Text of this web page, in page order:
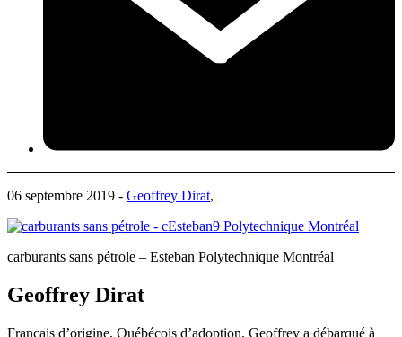
06 septembre 2019 - Geoffrey Dirat,
carburants sans pétrole – Esteban Polytechnique Montréal
Geoffrey Dirat
Français d’origine, Québécois d’adoption, Geoffrey a débarqué à